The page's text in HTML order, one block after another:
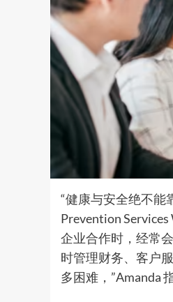
“健康与安全绝不能
Prevention
企业合作时，经常
时管理财务、客户
多困难，”Amanda